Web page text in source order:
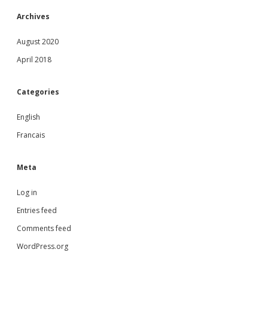
Archives
August 2020
April 2018
Categories
English
Francais
Meta
Log in
Entries feed
Comments feed
WordPress.org